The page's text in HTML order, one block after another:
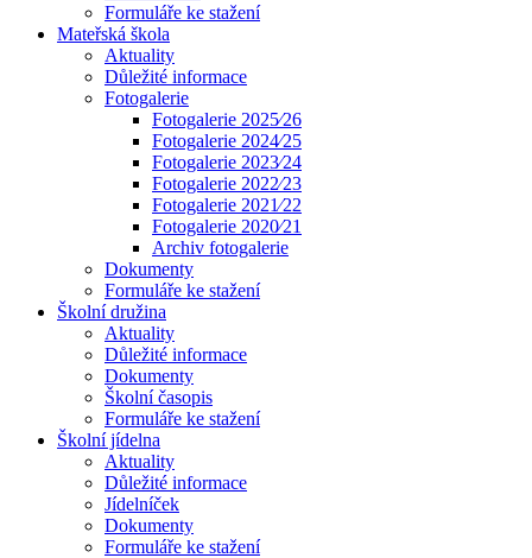
Formuláře ke stažení
Mateřská škola
Aktuality
Důležité informace
Fotogalerie
Fotogalerie 2025⁄26
Fotogalerie 2024⁄25
Fotogalerie 2023⁄24
Fotogalerie 2022⁄23
Fotogalerie 2021⁄22
Fotogalerie 2020⁄21
Archiv fotogalerie
Dokumenty
Formuláře ke stažení
Školní družina
Aktuality
Důležité informace
Dokumenty
Školní časopis
Formuláře ke stažení
Školní jídelna
Aktuality
Důležité informace
Jídelníček
Dokumenty
Formuláře ke stažení